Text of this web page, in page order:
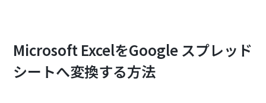
Microsoft ExcelをGoogle スプレッド
シートへ変換する方法